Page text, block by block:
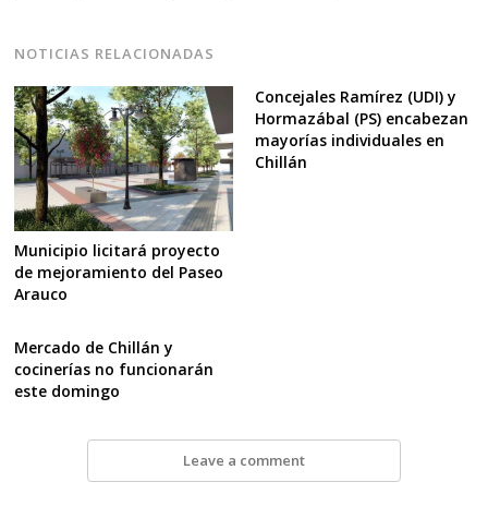
NOTICIAS RELACIONADAS
Municipio licitará proyecto
de mejoramiento del Paseo
Arauco
Concejales Ramírez (UDI) y
Hormazábal (PS) encabezan
mayorías individuales en
Chillán
Mercado de Chillán y
cocinerías no funcionarán
este domingo
Leave a comment